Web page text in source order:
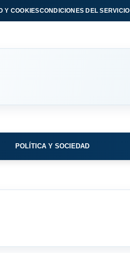
Y COOKIESCONDICIONES DEL SERVICIO
POLÍTICA Y SOCIEDAD